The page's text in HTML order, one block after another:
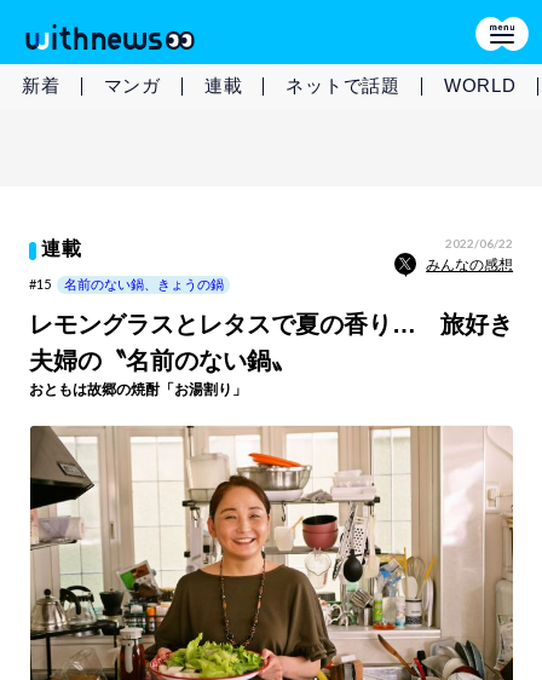
新着 マンガ 連載 ネットで話題 WORLD
連載 2022/06/22
みんなの感想
#15 名前のない鍋、きょうの鍋
レモングラスとレタスで夏の香り… 旅好き
夫婦の〝名前のない鍋〟
おともは故郷の焼酎「お湯割り」